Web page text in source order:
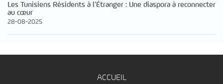
Les Tunisiens Résidents à l’Étranger : Une diaspora à reconnecter
au cœur
28-08-2025
ACCUEIL